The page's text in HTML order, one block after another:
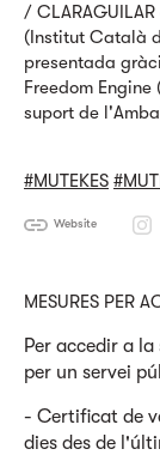
/
(Institut Català
presentada
Freedom
suport de
#MUTEKES
Website
MESURES PER
Per accedir a
per un servei
- Certificat de
dies des de